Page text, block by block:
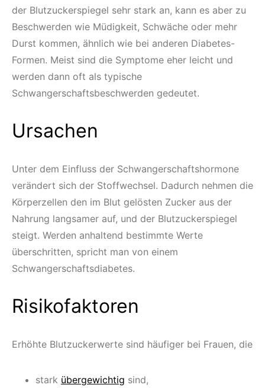
der Blutzuckerspiegel sehr stark an, kann es aber zu
Beschwerden wie Müdigkeit, Schwäche oder mehr
Durst kommen, ähnlich wie bei anderen Diabetes-
Formen. Meist sind die Symptome eher leicht und
werden dann oft als typische
Schwangerschaftsbeschwerden gedeutet.
Ursachen
Unter dem Einfluss der Schwangerschaftshormone
verändert sich der Stoffwechsel. Dadurch nehmen die
Körperzellen den im Blut gelösten Zucker aus der
Nahrung langsamer auf, und der Blutzuckerspiegel
steigt. Werden anhaltend bestimmte Werte
überschritten, spricht man von einem
Schwangerschaftsdiabetes.
Risikofaktoren
Erhöhte Blutzuckerwerte sind häufiger bei Frauen, die
stark übergewichtig sind,